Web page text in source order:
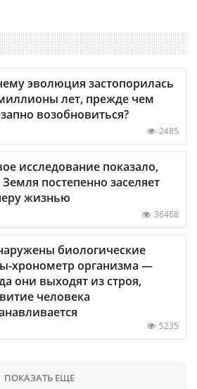
эволюция застопорилась
лет, прежде чем
возобновиться?
2485
исследование показало,
Земля постепенно заселяет
жизнью
36468
биологические
хронометр организма —
они выходят из строя,
человека
5235
ПОКАЗАТЬ ЕЩЕ